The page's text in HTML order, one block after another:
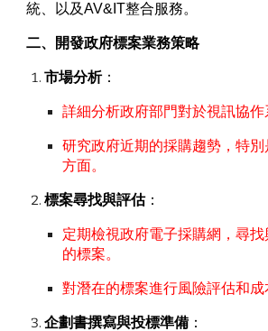
統、以及AV&IT整合服務。
二、開發政府標案業務策略
市場分析：
詳細分析政府部門對於視訊協作
研究政府近期的採購趨勢，特
方面。
標案尋找與評估：
定期檢視政府電子採購網，尋
的標案。
對潛在的標案進行風險評估和成
企劃書撰寫與投標準備 ：